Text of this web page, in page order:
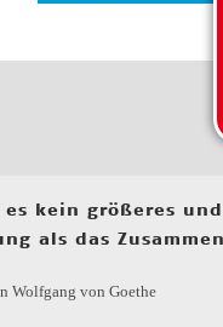
kein größeres
als das
Wolfgang von Goethe